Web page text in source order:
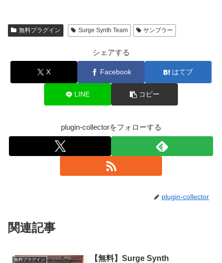
無料プラグイン Surge Synth Team サンプラー
シェアする
X Facebook はてブ
LINE コピー
plugin-collectorをフォローする
plugin-collector
関連記事
無料プラグイン
【無料】Surge Synth